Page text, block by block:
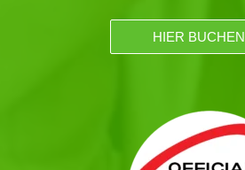
HIER BUCHEN